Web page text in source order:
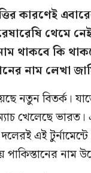
কারণেই
থেমে
থাকবে কি
নাম লেখা
নতুন বিতর্ক।
খেলেছে
এই
পাকিস্তানের নাম